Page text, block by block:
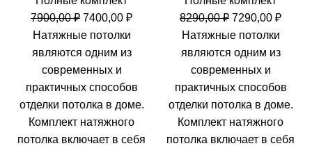
7900,00₽ Первоначальная
цена
составляла
7900,00 ₽.
7400,00 ₽Текущая
7400,00 ₽.
Натяжные потолки
являются одним из
современных и
практичных способов
отделки потолка в доме.
Комплект натяжного
потолка включает в себя
8290,00₽
цена
составляла
8290,00 ₽.
7290,00 ₽
Натяжные потолки
являются одним из
современных и
практичных способов
отделки потолка в доме.
Комплект натяжного
потолка включает в себя